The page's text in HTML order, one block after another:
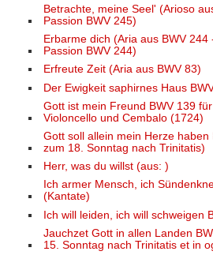
Betrachte, meine Seel' (Arioso
Passion BWV 245)
Erbarme dich (Aria aus BWV 244
Passion BWV 244)
Erfreute Zeit (Aria aus BWV 83)
Der Ewigkeit saphirnes Haus
Gott ist mein Freund BWV 139 für
Violoncello und Cembalo (1724)
Gott soll allein mein Herze haben
zum 18. Sonntag nach Trinitatis)
Herr, was du willst (aus: )
Ich armer Mensch, ich
(Kantate)
Ich will leiden, ich will schweigen
Jauchzet Gott in allen Landen
15. Sonntag nach Trinitatis et in